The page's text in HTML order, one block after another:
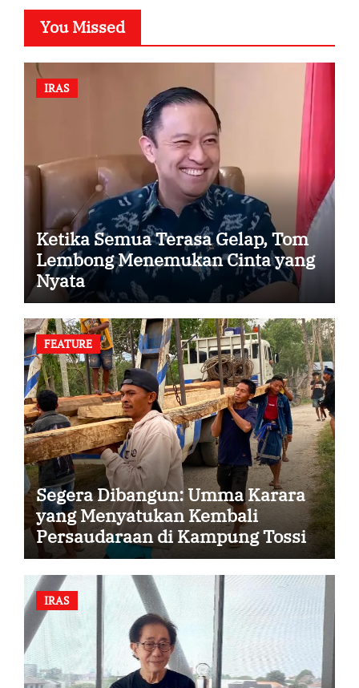
You Missed
IRAS
Ketika Semua Terasa Gelap, Tom
Lembong Menemukan Cinta yang
Nyata
FEATURE
Segera Dibangun: Umma Karara
yang Menyatukan Kembali
Persaudaraan di Kampung Tossi
IRAS